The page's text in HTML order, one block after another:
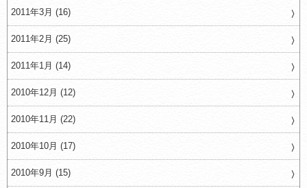
2011年3月 (16)
2011年2月 (25)
2011年1月 (14)
2010年12月 (12)
2010年11月 (22)
2010年10月 (17)
2010年9月 (15)